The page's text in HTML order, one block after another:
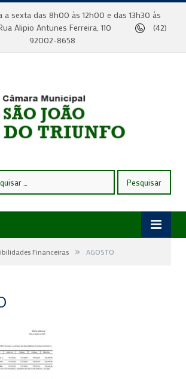
a sexta das 8h00 às 12h00 e das 13h30 às
Alipio Antunes Ferreira, 110
(42)
92002-8658
Financeiras » AGOSTO